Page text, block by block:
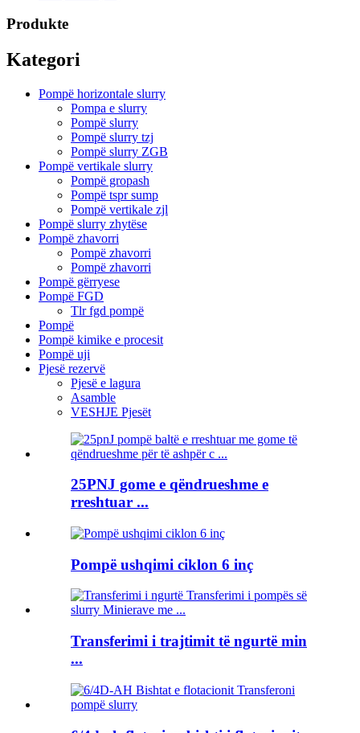
Produkte
Kategori
Pompë horizontale slurry
Pompa e slurry
Pompë slurry
Pompë slurry tzj
Pompë slurry ZGB
Pompë vertikale slurry
Pompë gropash
Pompë tspr sump
Pompë vertikale zjl
Pompë slurry zhytëse
Pompë zhavorri
Pompë zhavorri
Pompë zhavorri
Pompë gërryese
Pompë FGD
Tlr fgd pompë
Pompë
Pompë kimike e procesit
Pompë uji
Pjesë rezervë
Pjesë e lagura
Asamble
VESHJE Pjesët
25PNJ gome e qëndrueshme e
rreshtuar ...
Pompë ushqimi ciklon 6 inç
Transferimi i trajtimit të ngurtë min
...